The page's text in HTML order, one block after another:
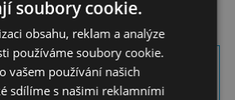
5* Mandarin Oriental 5*
Peloponés Costa Navarino
soubory cookie.
obsahu, reklam a analýze
používáme soubory cookie.
vašem používání našich
sdílíme s našimi reklamními